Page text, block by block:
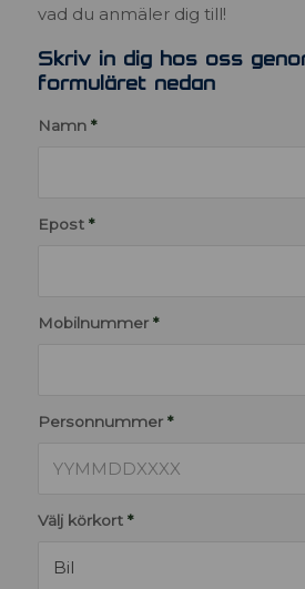
vad du anmäler dig till!
Skriv in dig hos oss
formuläret nedan
Namn *
Epost *
Mobilnummer *
Personnummer *
Välj körkort *